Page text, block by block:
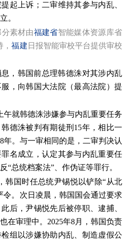
起上诉；二审维持其参与内乱、
。
分素材由福建省智能媒体资源库省
，福建 日报智能审校平台提供审校
，韩国前总理韩德洙对其涉内乱
，向韩国大法院（最高法院）提
午就韩德洙涉嫌参与内乱重要任务
德洙被判有期徒刑15年，相比一
年。与一审相同的是，二审判决认
名成立，认定其参与内乱重要任
“总统档案法”、作伪证等罪行。
韩国时任总统尹锡悦以铲除“从北
令。次日凌晨，韩国国会通过要求
后，尹锡悦先后被停职、逮捕、
在审理中。2025年8月，韩国负责
组以涉嫌协助内乱、制造虚假公